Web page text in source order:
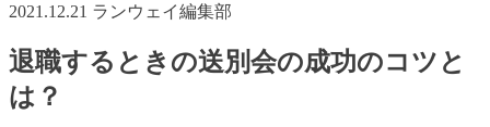
2021.12.21 ランウェイ編集部
退職するときの送別会の成功のコツと
は？